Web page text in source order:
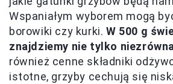
Wspaniałym wyborem mogą
borowiki czy kurki.W 500 g
znajdziemy nie tylko
również cenne składniki
istotne, grzyby cechują się